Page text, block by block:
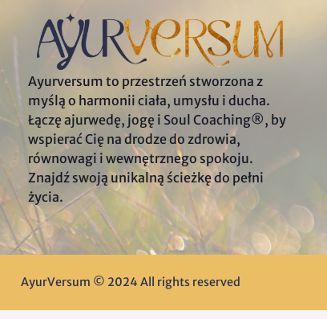
Ayurversum to przestrzeń stworzona z
myślą o harmonii ciała, umysłu i ducha.
Łączę ajurwedę, jogę i Soul Coaching®, by
wspierać Cię na drodze do zdrowia,
równowagi i wewnętrznego spokoju.
Znajdź swoją unikalną ścieżkę do pełni
życia.
AyurVersum © 2024 All rights reserved